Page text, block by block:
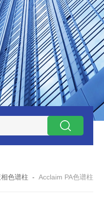
蠕动泵管 PerkinElmer
色谱柱 - Acclaim PA色谱柱